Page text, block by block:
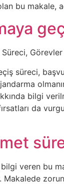
bu makale,
süreci,
bilgi
da
veren bu